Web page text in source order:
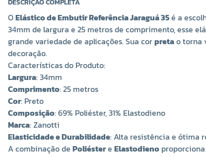
DESCRIÇÃO COMPLETA
OElástico de Embutir Referência Jaraguá 35é a
34mm de largura e 25 metros de comprimento, esse
grande variedade de aplicações. Sua corpretao torna
decoração.
Características do Produto:
Largura: 34mm
Comprimento: 25 metros
Cor: Preto
Composição: 69% Poliéster, 31% Elastodieno
Marca: Zanotti
Elasticidade e Durabilidade: Alta resistência e ótima
A combinação de Poliéstere Elastodieno